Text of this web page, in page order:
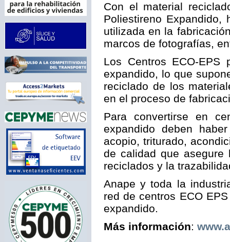
Con el material
Poliestireno Expandido,
utilizada en la
marcos de fotografías,
Los Centros ECO-EPS
expandido, lo que
reciclado de los
en el proceso de
Para convertirse en
expandido deben
acopio, triturado,
de calidad que
reciclados y la
Anape y toda la
red de centros ECO
expandido.
Más información: